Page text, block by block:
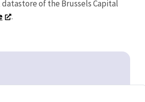
of the Brussels Capital
.